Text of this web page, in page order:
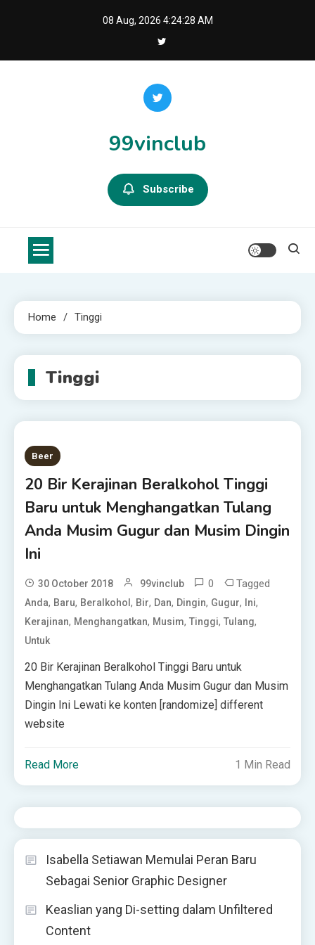
08 Aug, 2026 4:24:28 AM
99vinclub
Subscribe
Home Tinggi
Tinggi
Beer
20 Bir Kerajinan Beralkohol Tinggi
Baru untuk Menghangatkan Tulang
Anda Musim Gugur dan Musim Dingin
Ini
30 October 2018 99vinclub 0 Tagged
Anda, Baru, Beralkohol, Bir, Dan, Dingin, Gugur, Ini,
Kerajinan, Menghangatkan, Musim,Tinggi,Tulang,
Untuk
20 Bir Kerajinan Beralkohol Tinggi Baru untuk
Menghangatkan Tulang Anda Musim Gugur dan Musim
Dingin Ini Lewati ke konten [randomize] different
website
Read More 1 Min Read
Isabella Setiawan Memulai Peran Baru
Sebagai Senior Graphic Designer
Keaslian yang Di-setting dalam Unfiltered
Content